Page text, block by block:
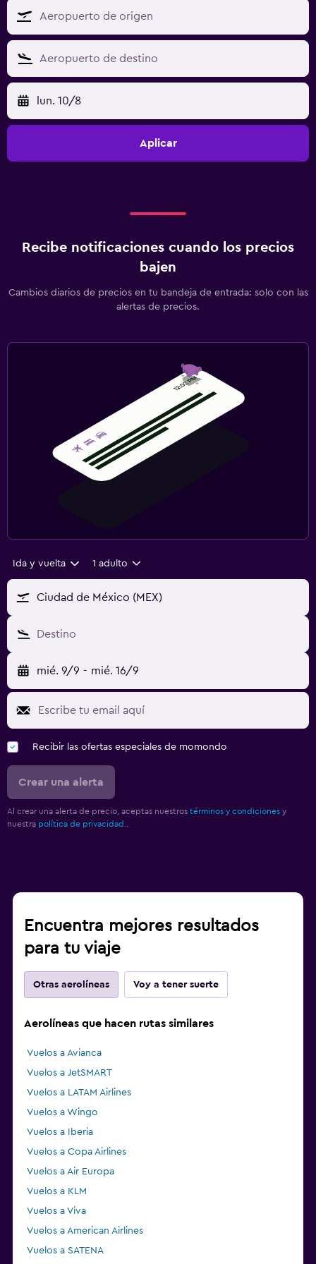
lun. 10/8
Aplicar
Recibe notificaciones cuando los precios
bajen
Cambios diarios de precios en tu bandeja de entrada: solo con las
alertas de precios.
Ida y vuelta 1 adulto
Ciudad de México (MEX)
Destino
mié. 9/9 - mié. 16/9
Recibir las ofertas especiales de momondo
Crear una alerta
Al crear una alerta de precio, aceptas nuestros términos y condiciones y
nuestra política de privacidad.
Encuentra mejores resultados
para tu viaje
Otras aerolíneas Voy a tener suerte
Aerolíneas que hacen rutas similares
Vuelos a Avianca
Vuelos a JetSMART
Vuelos a LATAM Airlines
Vuelos a Wingo
Vuelos a Iberia
Vuelos a Copa Airlines
Vuelos a Air Europa
Vuelos a KLM
Vuelos a Viva
Vuelos a American Airlines
Vuelos a SATENA